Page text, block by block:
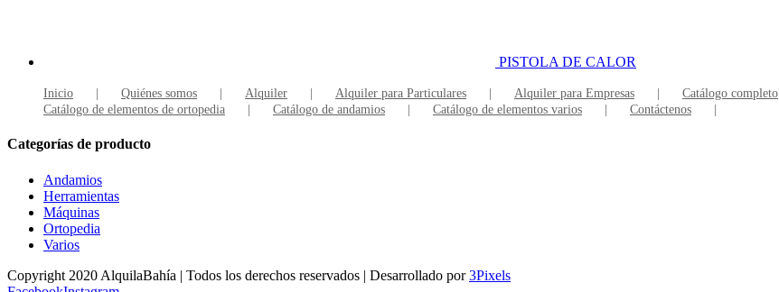
PISTOLA DE CALOR
Inicio Quiénes somos Alquiler Alquiler para Particulares Alquiler para Empresas Catálogo completo
Catálogo de elementos de ortopedia
Catálogo de andamios Catálogo de elementos varios Contáctenos
Categorías de producto
Andamios
Herramientas
Máquinas
Ortopedia
Varios
Copyright 2020 AlquilaBahía | Todos los derechos reservados | Desarrollado por3Pixels